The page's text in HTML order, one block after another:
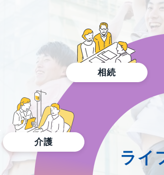
介護
相続
ライ